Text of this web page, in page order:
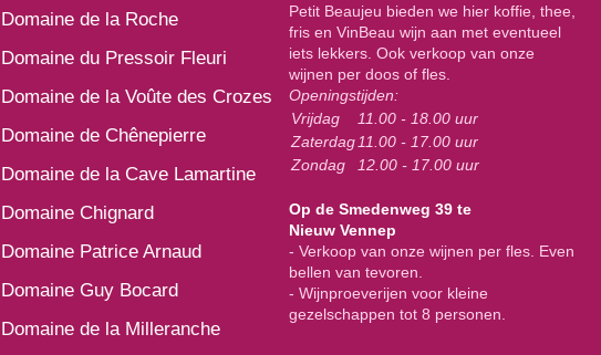
Domaine de la Roche
Domaine du Pressoir Fleuri
Domaine de la Voûte des Crozes
Domaine de Chênepierre
Domaine de la Cave Lamartine
Domaine Chignard
Domaine Patrice Arnaud
Domaine Guy Bocard
Domaine de la Milleranche
Petit Beaujeu bieden we hier koffie, thee,
fris en VinBeau wijn aan met eventueel
iets lekkers. Ook verkoop van onze
wijnen per doos of fles.
Openingstijden:
Vrijdag
11.00 - 18.00 uur
Zaterdag 11.00 - 17.00 uur
Zondag
12.00 - 17.00 uur
Op de Smedenweg 39 te
Nieuw Vennep
- Verkoop van onze wijnen per fles. Even
bellen van tevoren.
- Wijnproeverijen voor kleine
gezelschappen tot 8 personen.